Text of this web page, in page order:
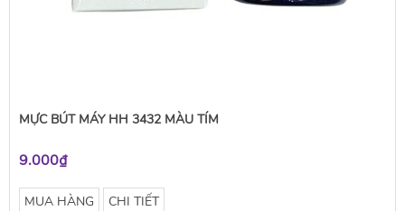
MỰC BÚT MÁY HH 3432 MÀU TÍM
9.000₫
MUA HÀNG CHI TIẾT